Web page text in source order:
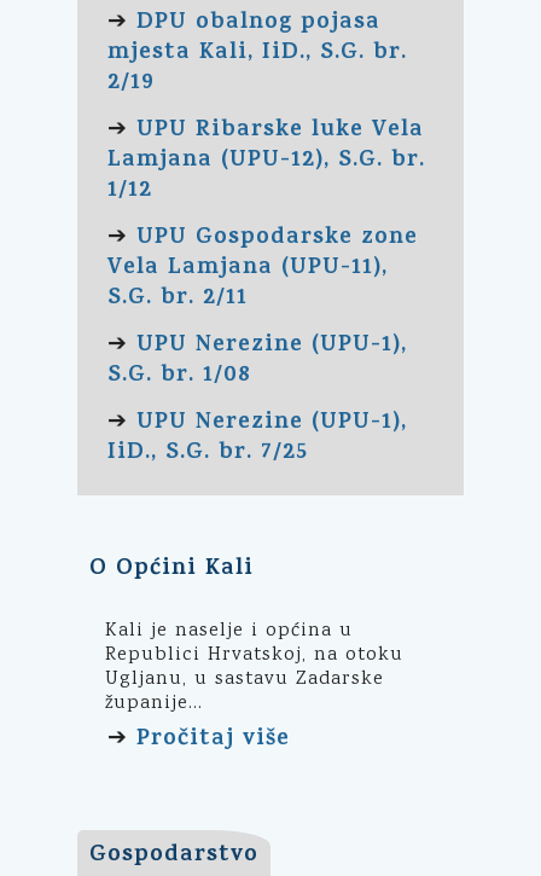
➔ DPU obalnog pojasa
mjesta Kali, IiD., S.G. br.
2/19
➔ UPU Ribarske luke Vela
Lamjana (UPU-12), S.G. br.
1/12
➔ UPU Gospodarske zone
Vela Lamjana (UPU-11),
S.G. br. 2/11
➔ UPU Nerezine (UPU-1),
S.G. br. 1/08
➔ UPU Nerezine (UPU-1),
IiD., S.G. br. 7/25
O Općini Kali
Kali je naselje i općina u
Republici Hrvatskoj, na otoku
Ugljanu, u sastavu Zadarske
županije...
➔ Pročitaj više
Gospodarstvo